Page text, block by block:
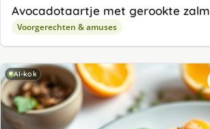
Avocadotaartje met gerookte zalm
Voorgerechten & amuses
AI-kok